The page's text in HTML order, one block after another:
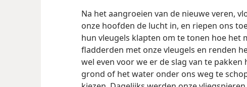
Na het aangroeien van de nieuwe veren,
onze hoofden de lucht in, en riepen ons
hun vleugels klapten om te tonen hoe het
fladderden met onze vleugels en renden
wel even voor we er de slag van te
grond of het water onder ons weg te